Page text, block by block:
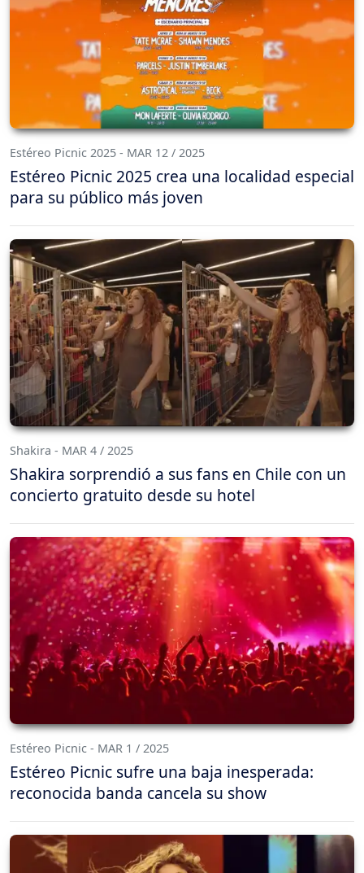
Estéreo Picnic 2025 - MAR 12 / 2025
Estéreo Picnic 2025 crea una localidad especial
para su público más joven
Shakira - MAR 4 / 2025
Shakira sorprendió a sus fans en Chile con un
concierto gratuito desde su hotel
Estéreo Picnic - MAR 1 / 2025
Estéreo Picnic sufre una baja inesperada:
reconocida banda cancela su show